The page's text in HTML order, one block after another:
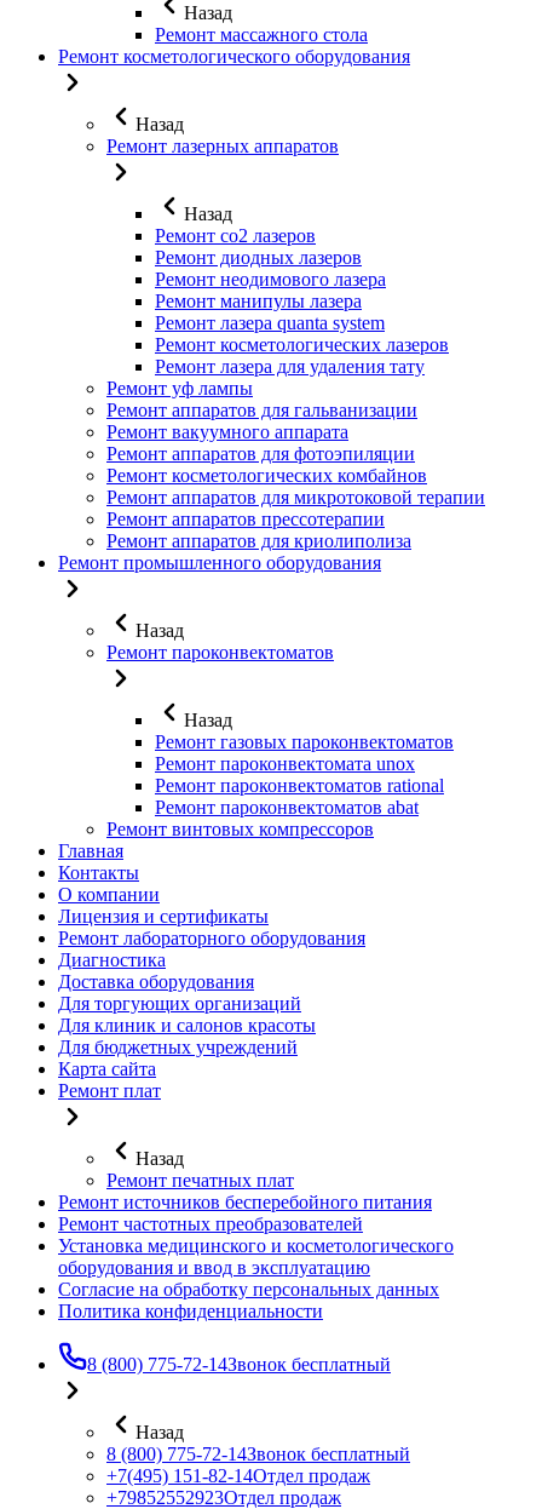
Назад
Ремонт массажного стола
Ремонт косметологического оборудования
Назад
Ремонт лазерных аппаратов
Назад
Ремонт co2 лазеров
Ремонт диодных лазеров
Ремонт неодимового лазера
Ремонт манипулы лазера
Ремонт лазера quanta system
Ремонт косметологических лазеров
Ремонт лазера для удаления тату
Ремонт уф лампы
Ремонт аппаратов для гальванизации
Ремонт вакуумного аппарата
Ремонт аппаратов для фотоэпиляции
Ремонт косметологических комбайнов
Ремонт аппаратов для микротоковой терапии
Ремонт аппаратов прессотерапии
Ремонт аппаратов для криолиполиза
Ремонт промышленного оборудования
Назад
Ремонт пароконвектоматов
Назад
Ремонт газовых пароконвектоматов
Ремонт пароконвектомата unox
Ремонт пароконвектоматов rational
Ремонт пароконвектоматов abat
Ремонт винтовых компрессоров
Главная
Контакты
О компании
Лицензия и сертификаты
Ремонт лабораторного оборудования
Диагностика
Доставка оборудования
Для торгующих организаций
Для клиник и салонов красоты
Для бюджетных учреждений
Карта сайта
Ремонт плат
Назад
Ремонт печатных плат
Ремонт источников бесперебойного питания
Ремонт частотных преобразователей
Установка медицинского и косметологического
оборудования и ввод в эксплуатацию
Согласие на обработку персональных данных
Политика конфиденциальности
8 (800) 775-72-14Звонок бесплатный
Назад
8 (800) 775-72-14Звонок бесплатный
+7(495) 151-82-14Отдел продаж
+79852552923Отдел продаж